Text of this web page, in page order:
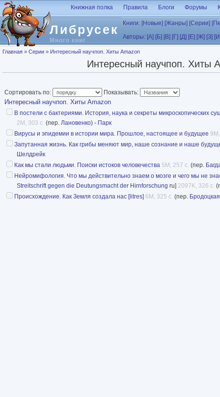
Перейти к основному содержанию
Либрусек
Много книг
Книжная полка Правила Блоги Форумы
Книги: [Новые] [Жанры] [Серии]
Авторы: [А] [Б] [В] [Г] [Д] [Е] [Ж] [З]
Вы здесь
Главная » Серии » Интересный научпоп. Хиты Amazon
Интересный научпоп. Хиты
Сортировать по: Показывать:
Интересный научпоп. Хиты Amazon
В постели с бактериями. История, наука и секреты микроскопических
2M, 303 с. (пер. Лановенко) - Парк
Вирусы и эпидемии в истории мира. Прошлое, настоящее и будущее
Запутанная жизнь. Как грибы меняют мир, наше сознание и наше
Шелдрейк
Как мы стали людьми. Поиски истоков человечества 5M, 257 с. (пер.
Нейромифология. Что мы действительно знаем о мозге и чего мы не
Streitschrift gegen die Deutungsmacht der Hirnforschung ru] 2097K, 326 с.
Происхождение. Как Земля создала нас [litres] 6M, 325 с. (пер. Бродоцкая